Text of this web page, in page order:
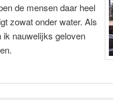
de mensen daar heel
zowat onder water. Als
ik nauwelijks geloven